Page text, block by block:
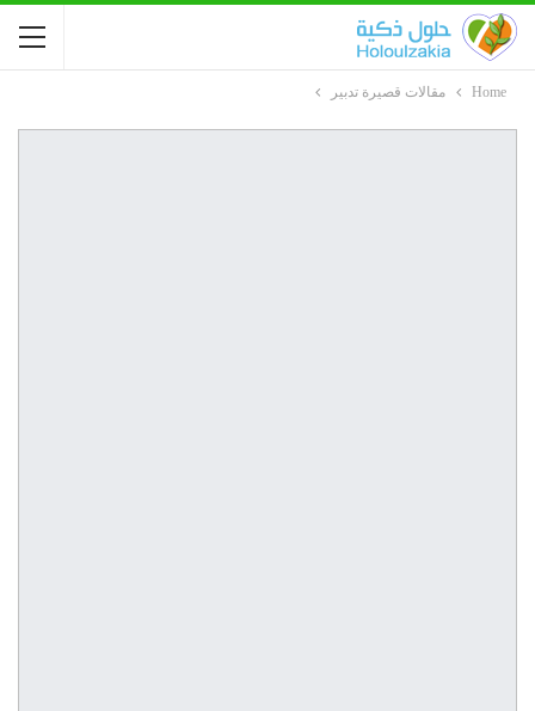
Home مقالات قصيرة تدبير